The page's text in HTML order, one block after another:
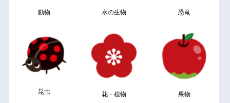
動物 水の生物 恐竜
昆虫 花・植物 果物